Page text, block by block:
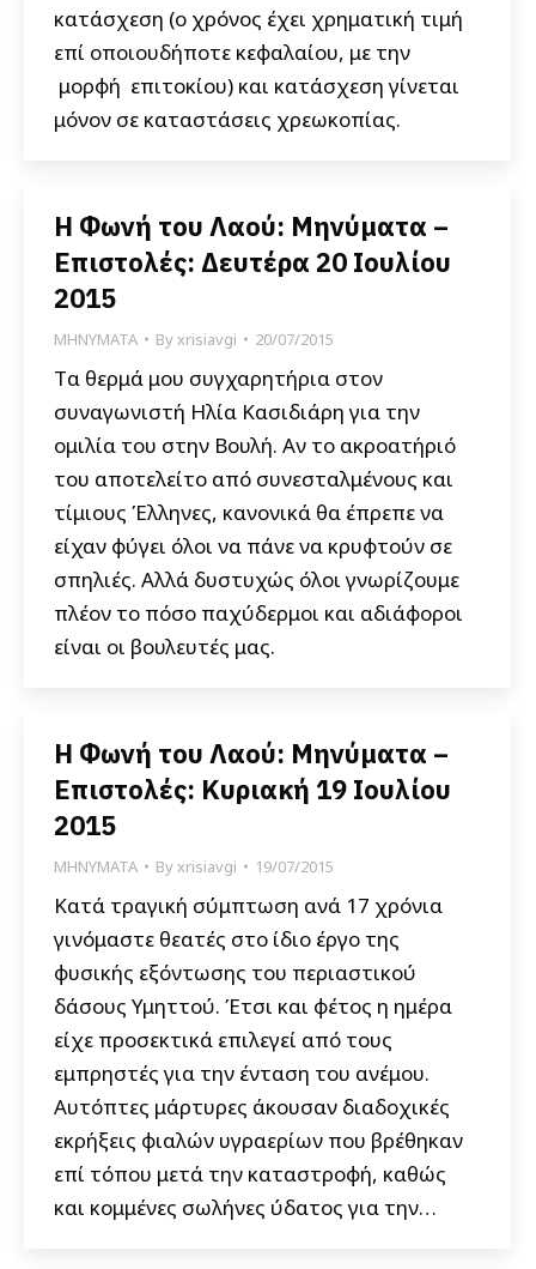
κατάσχεση (ο χρόνος έχει χρηματική τιμή
επί οποιουδήποτε κεφαλαίου, με την
μορφή επιτοκίου) και κατάσχεση γίνεται
μόνον σε καταστάσεις χρεωκοπίας.
Η Φωνή του Λαού: Μηνύματα –
Επιστολές: Δευτέρα 20 Ιουλίου
2015
ΜΗΝΥΜΑΤΑ Byxrisiavgi 20/07/2015
Tα θερμά μου συγχαρητήρια στον
συναγωνιστή Ηλία Κασιδιάρη για την
ομιλία του στην Βουλή. Αν το ακροατήριό
του αποτελείτο από συνεσταλμένους και
τίμιους Έλληνες, κανονικά θα έπρεπε να
είχαν φύγει όλοι να πάνε να κρυφτούν σε
σπηλιές. Αλλά δυστυχώς όλοι γνωρίζουμε
πλέον το πόσο παχύδερμοι και αδιάφοροι
είναι οι βουλευτές μας.
Η Φωνή του Λαού: Μηνύματα –
Επιστολές: Κυριακή 19 Ιουλίου
2015
ΜΗΝΥΜΑΤΑ Byxrisiavgi 19/07/2015
Κατά τραγική σύμπτωση ανά 17 χρόνια
γινόμαστε θεατές στο ίδιο έργο της
φυσικής εξόντωσης του περιαστικού
δάσους Υμηττού. Έτσι και φέτος η ημέρα
είχε προσεκτικά επιλεγεί από τους
εμπρηστές για την ένταση του ανέμου.
Αυτόπτες μάρτυρες άκουσαν διαδοχικές
εκρήξεις φιαλών υγραερίων που βρέθηκαν
επί τόπου μετά την καταστροφή, καθώς
και κομμένες σωλήνες ύδατος για την…